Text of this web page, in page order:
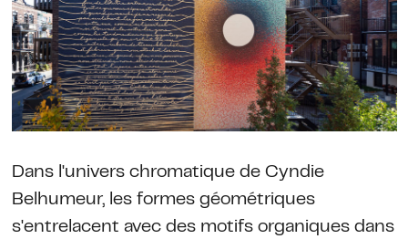
Dans l'univers chromatique de Cyndie
Belhumeur, les formes géométriques
s'entrelacent avec des motifs organiques dans